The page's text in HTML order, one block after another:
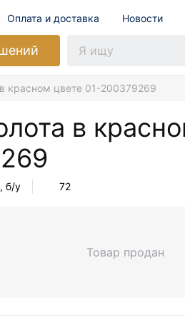
Оплата и доставка Новости
в красном цвете 01-200379269
в
, б/у 72
Товар продан